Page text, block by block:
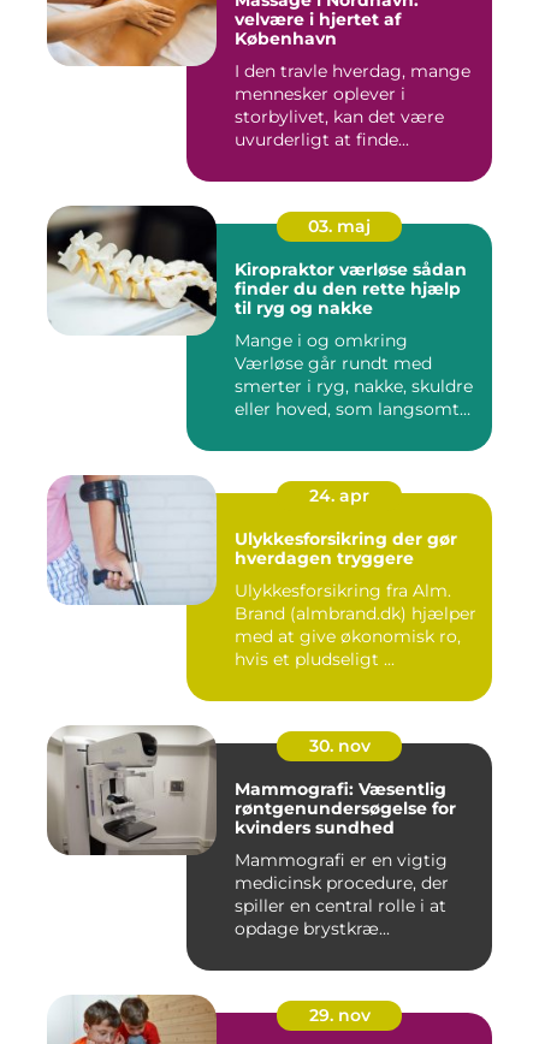
velvære i hjertet af
København
I den travle hverdag, mange
mennesker oplever i
storbylivet, kan det være
uvurderligt at finde...
03. maj
Kiropraktor værløse sådan
finder du den rette hjælp
til ryg og nakke
Mange i og omkring
Værløse går rundt med
smerter i ryg, nakke, skuldre
eller hoved, som langsomt
24. apr
Ulykkesforsikring der gør
hverdagen tryggere
Ulykkesforsikring fra Alm.
Brand (almbrand.dk) hjælper
med at give økonomisk ro,
hvis et pludseligt ...
30. nov
Mammografi: Væsentlig
røntgenundersøgelse for
kvinders sundhed
Mammografi er en vigtig
medicinsk procedure, der
spiller en central rolle i at
opdage brystkræ...
29. nov